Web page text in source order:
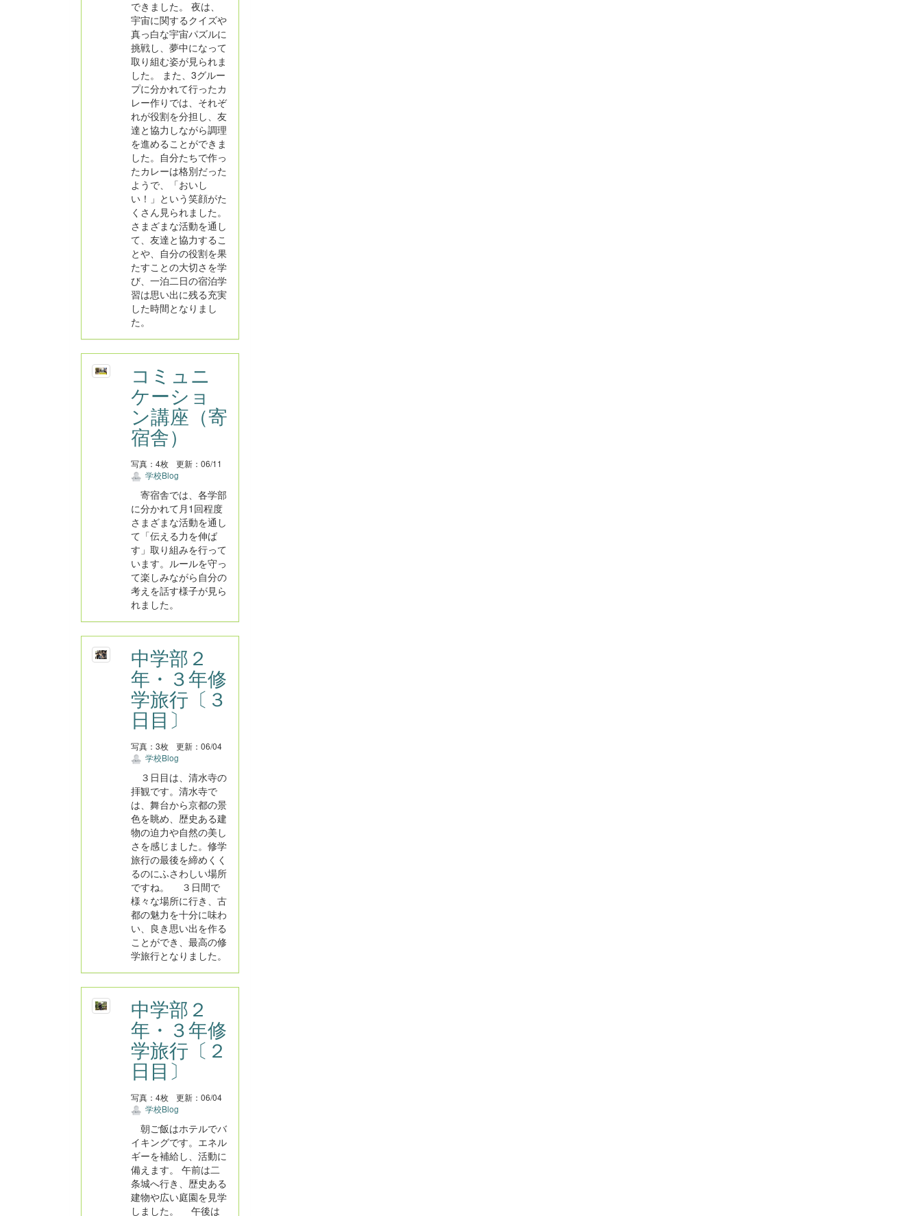
できました。 夜は、
宇宙に関するクイズや
真っ白な宇宙パズルに
挑戦し、夢中になって
取り組む姿が見られま
した。 また、3グルー
プに分かれて行ったカ
レー作りでは、それぞ
れが役割を分担し、友
達と協力しながら調理
を進めることができま
した。自分たちで作っ
たカレーは格別だった
ようで、「おいし
い！」という笑顔がた
くさん見られました。
さまざまな活動を通し
て、友達と協力するこ
とや、自分の役割を果
たすことの大切さを学
び、一泊二日の宿泊学
習は思い出に残る充実
した時間となりまし
た。
コミュニ
ケーショ
ン講座（寄
宿舎）
写真：4枚
更新：06/11
学校Blog
寄宿舎では、各学部
に分かれて月1回程度
さまざまな活動を通し
て「伝える力を伸ば
す」取り組みを行って
います。ルールを守っ
て楽しみながら自分の
考えを話す様子が見ら
れました。
中学部２
年・３年修
学旅行〔３
日目〕
写真：3枚
更新：06/04
学校Blog
３日目は、清水寺の
拝観です。清水寺で
は、舞台から京都の景
色を眺め、歴史ある建
物の迫力や自然の美し
さを感じました。修学
旅行の最後を締めくく
るのにふさわしい場所
ですね。 ３日間で
様々な場所に行き、古
都の魅力を十分に味わ
い、良き思い出を作る
ことができ、最高の修
学旅行となりました。
中学部２
年・３年修
学旅行〔２
日目〕
写真：4枚
更新：06/04
学校Blog
朝ご飯はホテルでバ
イキングです。エネル
ギーを補給し、活動に
備えます。 午前は二
条城へ行き、歴史ある
建物や広い庭園を見学
しました。 午後は